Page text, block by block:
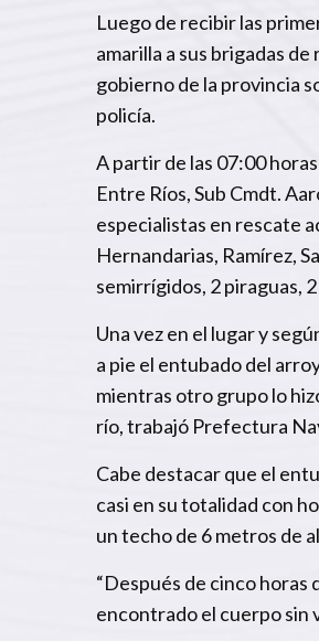
Luego de recibir las
amarilla a sus brigadas
gobierno de la provincia
policía.
A partir de las 07:00
Entre Ríos, Sub Cmdt.
especialistas en rescate
Hernandarias, Ramírez,
semirrígidos, 2 piraguas,
Una vez en el lugar y
a pie el entubado del
mientras otro grupo lo
río, trabajó Prefectura
Cabe destacar que el
casi en su totalidad con
un techo de 6 metros de
“Después de cinco horas
encontrado el cuerpo sin